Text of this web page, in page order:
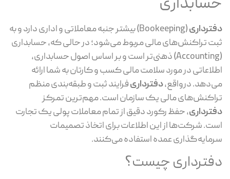
دفترداری
(Bookeeping) بیشتر جنبه معاملاتی و اداری دارد و به
ثبت تراکنش‌های مالی مربوط می‌شود؛ در حالی که، حسابداری
(Accounting) ذهنی‌تر است و بر اساس اصول حسابداری،
اطلاعاتی در مورد سلامت مالی کسب و کارتان به شما ارائه
می‌دهد. درواقع،دفترداریفرایند ثبت و طبقه‌بندی منظم
تراکنش‌های مالی یک سازمان است. مهم‌ترین تمرکز
دفترداری، حفظ رکورد دقیق از تمام معاملات پولی یک تجارت
است. شرکت‌ها از این اطلاعات برای اتخاذ تصمیمات
سرمایه‌گذاری عمده استفاده می‌کنند.
دفترداری چیست؟